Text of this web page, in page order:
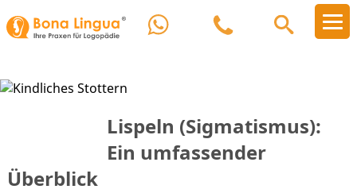
Lispeln (Sigmatismus):
Ein umfassender
Überblick